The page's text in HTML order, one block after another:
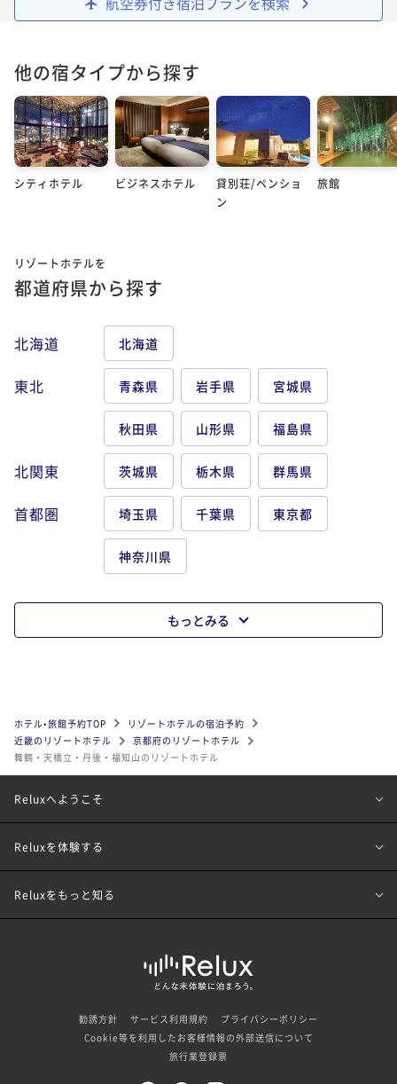
他の宿タイプから探す
シティホテル ビジネスホテル
貸別荘/ペンショ
ン
旅館
リゾートホテルを
都道府県から探す
北海道 北海道
東北 青森県 岩手県 宮城県
秋田県 山形県 福島県
北関東 茨城県 栃木県 群馬県
首都圏 埼玉県 千葉県 東京都
神奈川県
もっとみる
ホテル•旅館予約TOP
リゾートホテルの宿泊予約
近畿のリゾートホテル
京都府のリゾートホテル
舞鶴・天橋立・丹後・福知山のリゾートホテル
Reluxへようこそ
Reluxを体験する
Reluxをもっと知る
勧誘方針 サービス利用規約
プライバシーポリシー
Cookie等を利用したお客様情報の外部送信について
旅行業登録票